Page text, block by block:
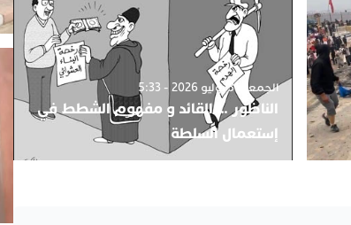
الجمعة 31 يوليو 2026 - 5:33
الناظور … القائد و مفهوم الشطط في
إستعمال السلطة